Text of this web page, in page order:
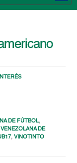
DE FÚTBOL,
DE
,VINOTINTO